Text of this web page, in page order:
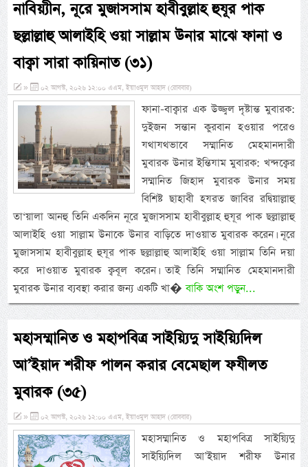
নাবিয়্যীন, নূরে মুজাসসাম হাবীবুল্লাহ হুযূর পাক
ছল্লাল্লাহু আলাইহি ওয়া সাল্লাম উনার মাঝে ফানা ও
বাক্বা সারা কায়িনাত (৩১)
» ০২ আগস্ট, ২০২৬ ১২:০০ এএম, ইয়াওমুল আহাদ (রোববার)
ফানা-বাক্বার এক উজ্জ্বল দৃষ্টান্ত মুবারক:
দুইজন সন্তান কুরবান হওয়ার পরেও
যথাযথভাবে সম্মানিত মেহমানদারী
মুবারক উনার ইন্তিযাম মুবারক: খন্দক্বের
সম্মানিত জিহাদ মুবারক উনার সময়
বিশিষ্ট ছাহাবী হযরত জাবির রদ্বিয়াল্লাহু
তা‘য়ালা আনহু তিনি একদিন নূরে মুজাসসাম হাবীবুল্লাহ হুযূর পাক ছল্লাল্লাহু
আলাইহি ওয়া সাল্লাম উনাকে উনার বাড়িতে দাওয়াত মুবারক করেন। নূরে
মুজাসসাম হাবীবুল্লাহ হুযূর পাক ছল্লাল্লাহু আলাইহি ওয়া সাল্লাম তিনি দয়া
করে দাওয়াত মুবারক ক্ববূল করেন। তাই তিনি সম্মানিত মেহমানদারী
মুবারক উনার ব্যবস্থা করার জন্য একটি খা�বাকি অংশ পড়ুন...
মহাসম্মানিত ও মহাপবিত্র সাইয়্যিদু সাইয়্যিদিল
আ’ইয়াদ শরীফ পালন করার বেমেছাল ফযীলত
মুবারক (৩৫)
» ০২ আগস্ট, ২০২৬ ১২:০০ এএম, ইয়াওমুল আহাদ (রোববার)
মহাসম্মানিত ও মহাপবিত্র সাইয়্যিদু
সাইয়্যিদিল আ’ইয়াদ শরীফ উনার